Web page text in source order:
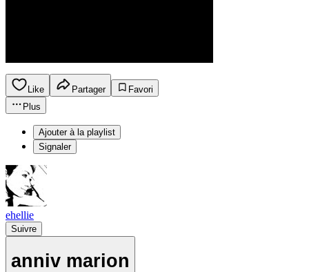
Like Partager
Favori
Plus
Ajouter à la playlist
Signaler
ehellie
Suivre
anniv marion